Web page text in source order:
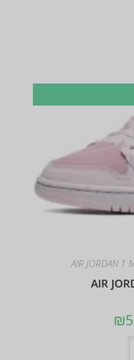
AIR JORDAN 1
AIR
₪